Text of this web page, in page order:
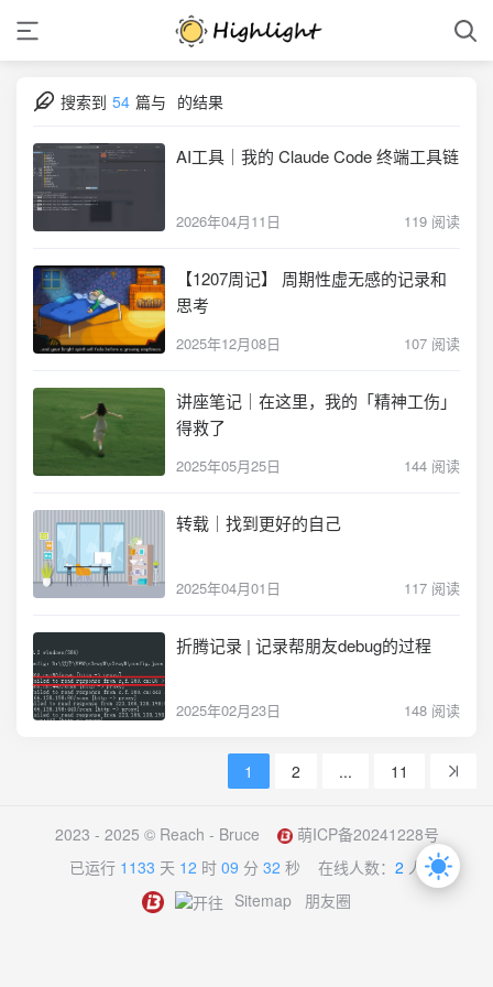
搜索到 54 篇与 的结果
AI工具｜我的 Claude Code 终端工具链
2026年04月11日 119 阅读
【1207周记】 周期性虚无感的记录和
思考
2025年12月08日 107 阅读
讲座笔记｜在这里，我的「精神工伤」
得救了
2025年05月25日 144 阅读
转载｜找到更好的自己
2025年04月01日 117 阅读
折腾记录 | 记录帮朋友debug的过程
2025年02月23日 148 阅读
1 2 ... 11
2023 - 2025 © Reach - Bruce
萌ICP备20241228号
已运行 1133 天 12 时 09 分 32 秒 在线人数： 2 人
Sitemap
朋友圈